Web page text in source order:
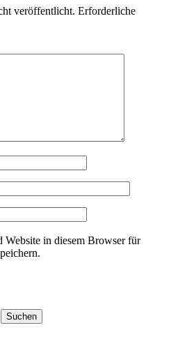
veröffentlicht. Erforderliche
in diesem Browser für
Suchen